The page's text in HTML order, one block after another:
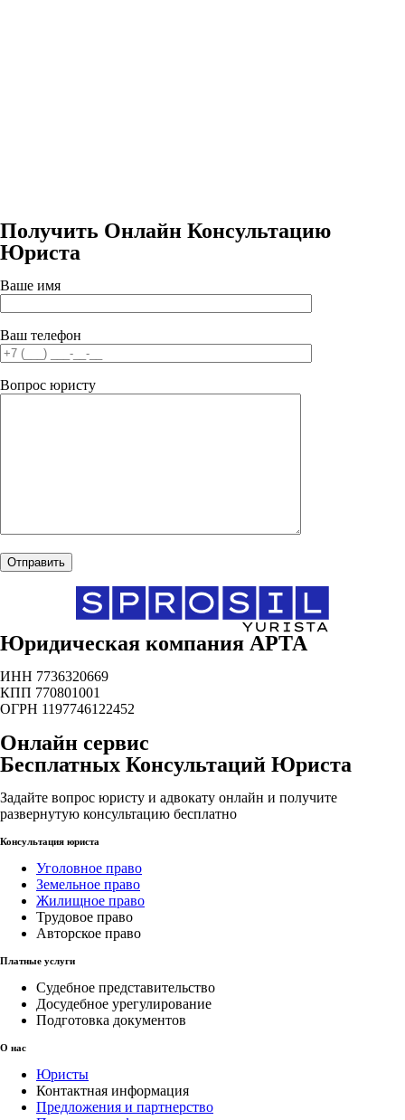
Получить Онлайн Консультацию
Юриста
Ваше имя
Ваш телефон
Вопрос юристу
Юридическая компания АРТА
ИНН 7736320669
КПП 770801001
ОГРН 1197746122452
Онлайн сервис
Бесплатных Консультаций Юриста
Задайте вопрос юристу и адвокату онлайн и получите
развернутую консультацию бесплатно
Консультация юриста
Уголовное право
Земельное право
Жилищное право
Трудовое право
Авторское право
Платные услуги
Судебное представительство
Досудебное урегулирование
Подготовка документов
О нас
Юристы
Контактная информация
Предложения и партнерство